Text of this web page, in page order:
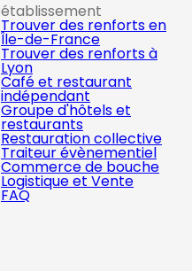
établissement
Trouver des renforts en
Île-de-France
Trouver des renforts à
Lyon
Café et restaurant
indépendant
Groupe d'hôtels et
restaurants
Restauration collective
Traiteur évènementiel
Commerce de bouche
Logistique et Vente
FAQ